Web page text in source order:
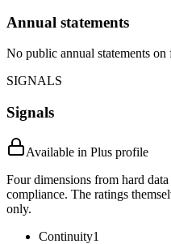
Annual statements
No public annual statements on
SIGNALS
Signals
Available in Plus profile
Four dimensions from hard
compliance. The ratings
only.
Continuity1